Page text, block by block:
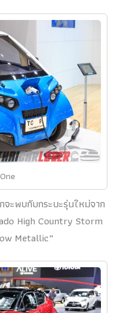
ะพบกับกระบะรุ่นใหม่จาก
High Country Storm
Metallic”